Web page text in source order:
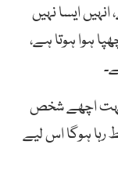
ایسا نہیں
ہوا ہوتا ہے،
بہت اچھے شخص
رہا ہوگا اس لیے